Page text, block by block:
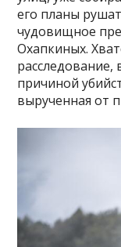
его планы
чудовищное
Охапкиных.
расследование,
причиной
вырученная от